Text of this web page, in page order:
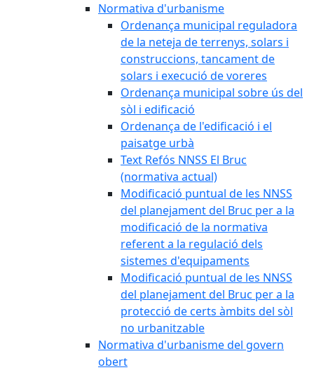
Normativa d'urbanisme
Ordenança municipal reguladora
de la neteja de terrenys, solars i
construccions, tancament de
solars i execució de voreres
Ordenança municipal sobre ús del
sòl i edificació
Ordenança de l'edificació i el
paisatge urbà
Text Refós NNSS El Bruc
(normativa actual)
Modificació puntual de les NNSS
del planejament del Bruc per a la
modificació de la normativa
referent a la regulació dels
sistemes d'equipaments
Modificació puntual de les NNSS
del planejament del Bruc per a la
protecció de certs àmbits del sòl
no urbanitzable
Normativa d'urbanisme del govern
obert